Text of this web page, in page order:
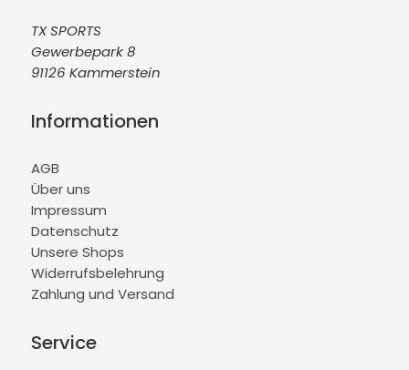
TX SPORTS
Gewerbepark 8
91126 Kammerstein
Informationen
AGB
Über uns
Impressum
Datenschutz
Unsere Shops
Widerrufsbelehrung
Zahlung und Versand
Service